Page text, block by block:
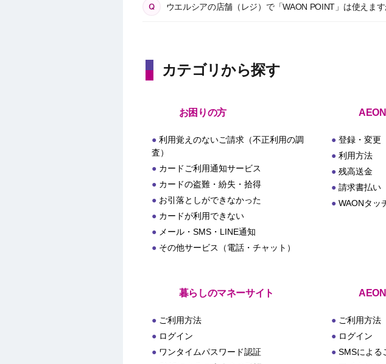
ウエルシアの店舗（レジ）で「WAON POINT」は使えます
カテゴリから探す
お困りの方
利用覚えのないご請求（不正利用の調
査）
カードご利用通知サービス
カードの盗難・紛失・拾得
お引落としができなかった
カードが利用できない
メール・SMS・LINE通知
その他サービス（電話・チャット）
登録・変更
利用方法
残高送金
請求書払い
WAONタッ
暮らしのマネーサイト
ご利用方法
ログイン
ワンタイムパスワード認証
ご利用方法
ログイン
SMSによる